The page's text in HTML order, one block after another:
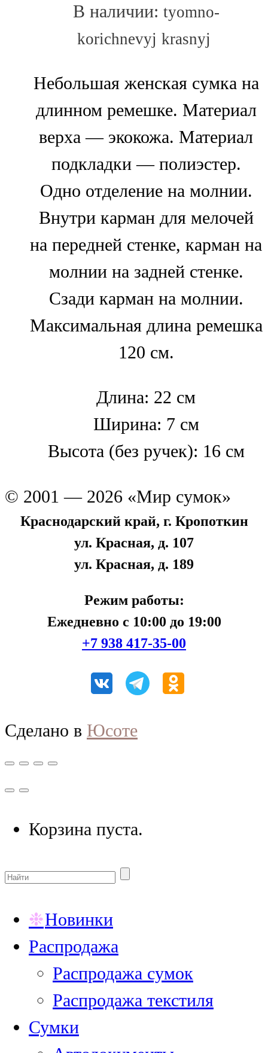
В наличии: tyomno-
korichnevyj krasnyj
Небольшая женская сумка на
длинном ремешке. Материал
верха — экокожа. Материал
подкладки — полиэстер.
Одно отделение на молнии.
Внутри карман для мелочей
на передней стенке, карман на
молнии на задней стенке.
Сзади карман на молнии.
Максимальная длина ремешка
120 см.
Длина: 22 см
Ширина: 7 см
Высота (без ручек): 16 см
© 2001 — 2026 «Мир сумок»
Краснодарский край, г. Кропоткин
ул. Красная, д. 107
ул. Красная, д. 189
Режим работы:
Ежедневно с 10:00 до 19:00
+7 938 417-35-00
Сделано в Юсоте
Корзина пуста.
Новинки
Распродажа
Распродажа сумок
Распродажа текстиля
Сумки